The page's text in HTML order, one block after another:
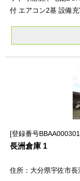
付 エアコン2基 設備
登録番号
長洲倉庫 1
大分県宇佐市長